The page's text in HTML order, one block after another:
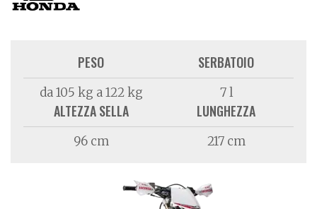
PESO
da 105 kg a 122 kg
SERBATOIO
7 l
ALTEZZA SELLA
96 cm
LUNGHEZZA
217 cm